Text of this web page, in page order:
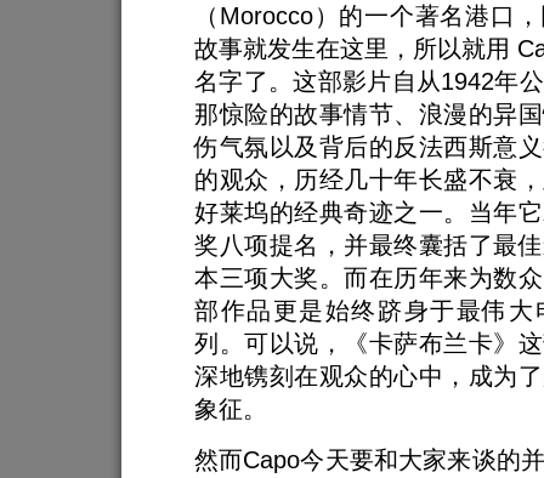
（Morocco）的一个著名港口
故事就发生在这里，所以就用
名字了。这部影片自从1942年
那惊险的故事情节、浪漫的异
伤气氛以及背后的反法西斯意
的观众，历经几十年长盛不衰
好莱坞的经典奇迹之一。当年
奖八项提名，并最终囊括了最
本三项大奖。而在历年来为数
部作品更是始终跻身于最伟大
列。可以说，《卡萨布兰卡》
深地镌刻在观众的心中，成为
象征。
然而Capo今天要和大家来谈的